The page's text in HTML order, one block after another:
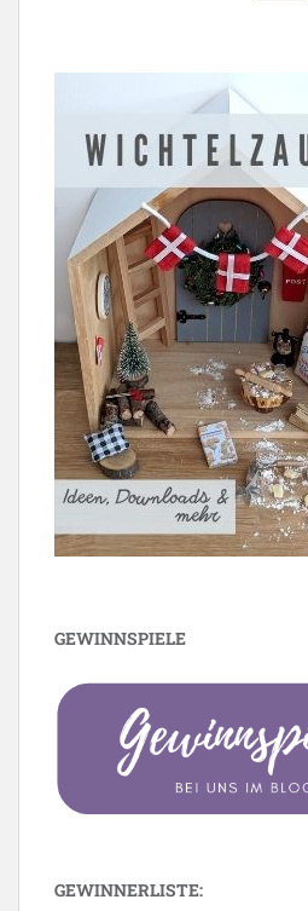
GEWINNSPIELE
GEWINNERLISTE: